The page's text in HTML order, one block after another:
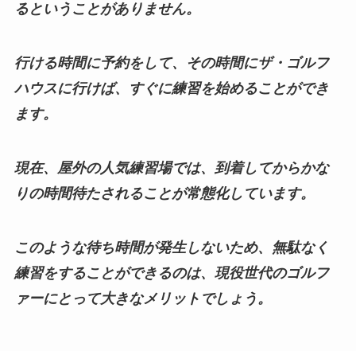
るということがありません。
行ける時間に予約をして、その時間にザ・ゴルフ
ハウスに行けば、すぐに練習を始めることができ
ます。
現在、屋外の人気練習場では、到着してからかな
りの時間待たされることが常態化しています。
このような待ち時間が発生しないため、無駄なく
練習をすることができるのは、現役世代のゴルフ
ァーにとって大きなメリットでしょう。